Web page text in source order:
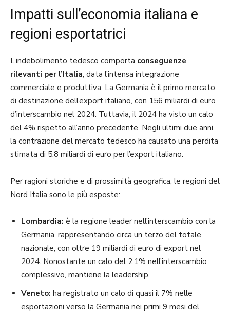
Impatti sull’economia italiana e
regioni esportatrici
L’indebolimento tedesco comporta conseguenze
rilevanti per l’Italia, data l’intensa integrazione
commerciale e produttiva. La Germania è il primo mercato
di destinazione dell’export italiano, con 156 miliardi di euro
d’interscambio nel 2024. Tuttavia, il 2024 ha visto un calo
del 4% rispetto all’anno precedente. Negli ultimi due anni,
la contrazione del mercato tedesco ha causato una perdita
stimata di 5,8 miliardi di euro per l’export italiano.
Per ragioni storiche e di prossimità geografica, le regioni del
Nord Italia sono le più esposte:
Lombardia: è la regione leader nell’interscambio con la
Germania, rappresentando circa un terzo del totale
nazionale, con oltre 19 miliardi di euro di export nel
2024. Nonostante un calo del 2,1% nell’interscambio
complessivo, mantiene la leadership.
Veneto: ha registrato un calo di quasi il 7% nelle
esportazioni verso la Germania nei primi 9 mesi del